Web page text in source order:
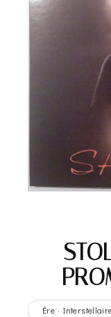
Ère ·